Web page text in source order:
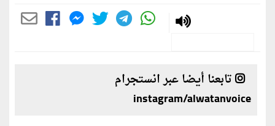
تابعنا أيضا عبر انستجرام
instagram/alwatanvoice